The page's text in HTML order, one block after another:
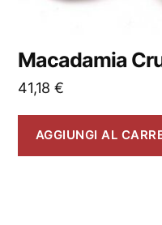
Macadamia
41,18 €
AGGIUNGI AL